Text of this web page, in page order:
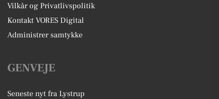
Vilkår og Privatlivspolitik
Kontakt VORES Digital
Administrer samtykke
GENVEJE
Seneste nyt fra Lystrup